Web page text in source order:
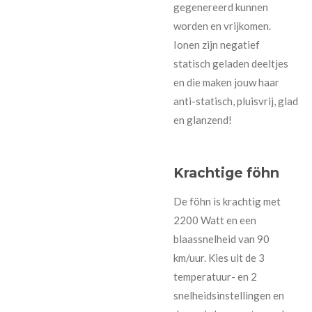
gegenereerd kunnen
worden en vrijkomen.
Ionen zijn negatief
statisch geladen deeltjes
en die maken jouw haar
anti-statisch, pluisvrij, glad
en glanzend!
Krachtige föhn
De föhn is krachtig met
2200 Watt en een
blaassnelheid van 90
km/uur. Kies uit de 3
temperatuur- en 2
snelheidsinstellingen en